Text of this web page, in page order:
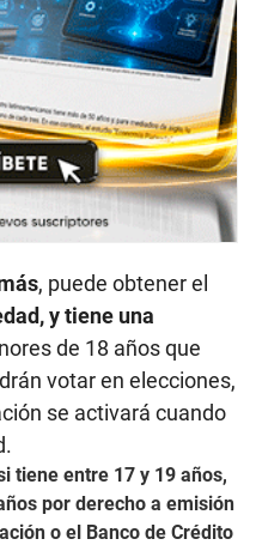
, puede obtener el
y tiene una
de 18 años que
votar en elecciones,
se activará cuando
tiene entre 17 y 19 años,
por derecho a emisión
o el Banco de Crédito